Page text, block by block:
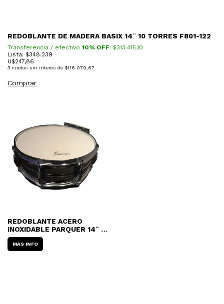
REDOBLANTE DE MADERA BASIX 14¨ 10 TORRES F801-122
Transferencia / efectivo 10% OFF: $313.415,10
Lista: $348.239
U$247,86
3 cuotas sin interés de $116.079,67
Comprar
REDOBLANTE ACERO
INOXIDABLE PARQUER 14¨ -
10 TORRES
MÁS INFO